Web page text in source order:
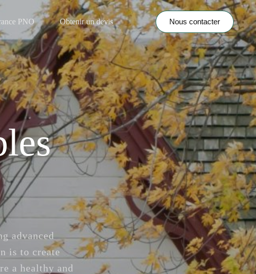
PNO Obtenir un devis Nous contacter
advanced
is to create
a healthy and